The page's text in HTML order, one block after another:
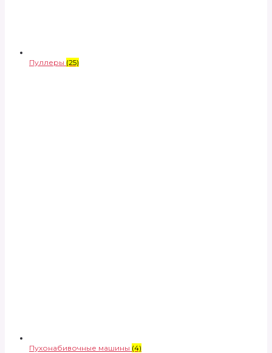
Пуллеры (25)
Пухонабивочные машины (4)